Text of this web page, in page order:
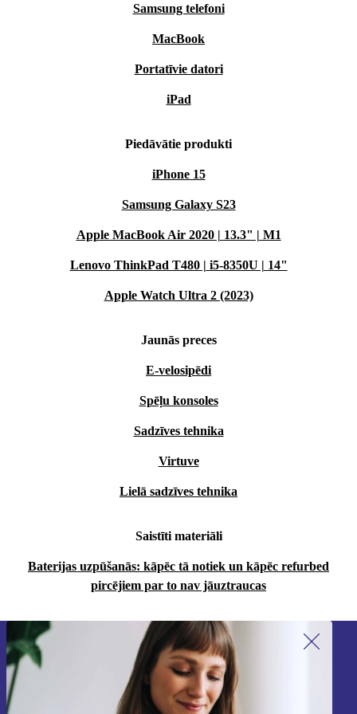
Samsung telefoni
MacBook
Portatīvie datori
iPad
Piedāvātie produkti
iPhone 15
Samsung Galaxy S23
Apple MacBook Air 2020 | 13.3" | M1
Lenovo ThinkPad T480 | i5-8350U | 14"
Apple Watch Ultra 2 (2023)
Jaunās preces
E-velosipēdi
Spēļu konsoles
Sadzīves tehnika
Virtuve
Lielā sadzīves tehnika
Saistīti materiāli
Baterijas uzpūšanās: kāpēc tā notiek un kāpēc refurbed
pircējiem par to nav jāuztraucas
Piesakieties mūsu jaunumu
saņemšanai!
Nekad vairs nepalaidiet garām nevienu
piedāvājumu.